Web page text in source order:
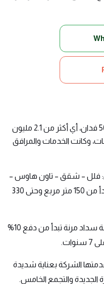
على مساحة 500 فدان، أي أكثر من 2.1 مليون
وكانت الخدمات والمرافق
فلل – شقق – تاون هاوس –
توين هوس – دوبلكس؛ بمساحات تبدأ من 150 متر مربع وحتى 330
وطرحت الشركة هذه الوحدات بأنظمة سداد مرنة تبدأ من دفع 10%
الشركة بعناية شديدة
الجديدة والتجمع الخامس.